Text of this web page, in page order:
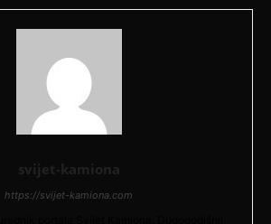
svijet-kamiona
https://svijet-kamiona.com